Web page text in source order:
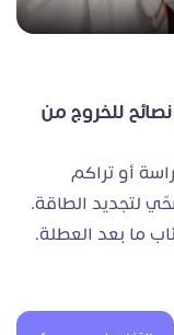
للخروج من
أو تراكم
لتجديد الطاقة.
ما بعد العطلة.